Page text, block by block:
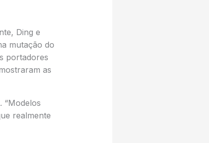
Ding e
mutação do
portadores
as
“Modelos
realmente